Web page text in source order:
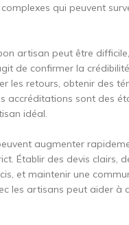
qui peuvent
artisan peut être
de confirmer la
les retours, obtenir des
accréditations sont des
idéal.
augmenter
Établir des devis clairs,
et maintenir une
les artisans peut aider à